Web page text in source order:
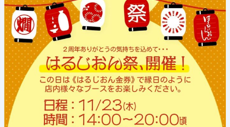
る
じ
お
ん
2
周
年
祭
り